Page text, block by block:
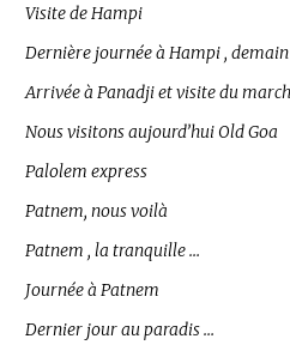
Visite de Hampi
Dernière journée à Hampi , demain
Arrivée à Panadji et visite du
Nous visitons aujourd’hui Old Goa
Palolem express
Patnem, nous voilà
Patnem , la tranquille …
Journée à Patnem
Dernier jour au paradis …